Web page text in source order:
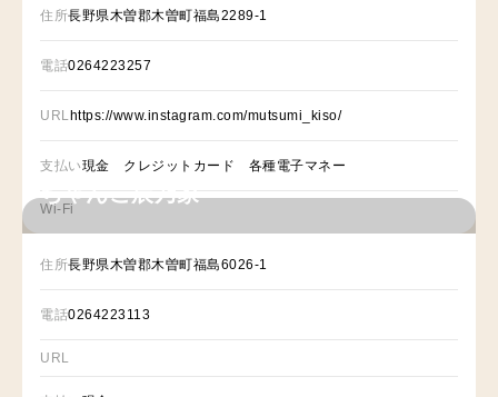
住所長野県木曽郡木曽町福島2289-1
電話0264223257
URLhttps://www.instagram.com/mutsumi_kiso/
支払い現金 クレジットカード 各種電子マネー
Wi-Fi
ちゃんこ辰乃家
住所長野県木曽郡木曽町福島6026-1
電話0264223113
URL